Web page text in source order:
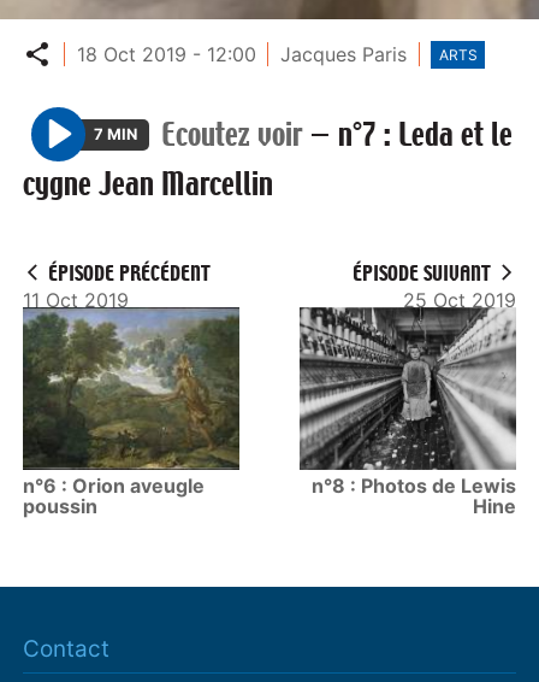
Partager
18 Oct 2019 - 12:00 Jacques Paris ARTS
P
l
7 MIN Ecoutez voir— n°7 : Leda et le
cygne Jean Marcellin
ÉPISODE PRÉCÉDENT
11 Oct 2019
n°6 : Orion aveugle
poussin
ÉPISODE SUIVANT
25 Oct 2019
n°8 : Photos de Lewis
Hine
Contact